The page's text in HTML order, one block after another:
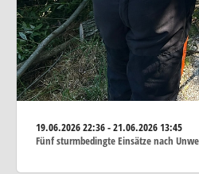
19.06.202622:36 - 21.06.2026 13:45
Fünf sturmbedingte Einsätze nach